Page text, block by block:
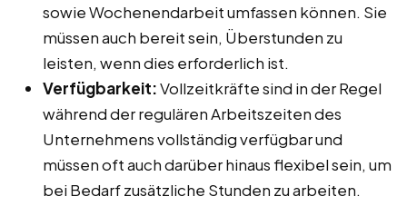
sowie Wochenendarbeit umfassen können. Sie
müssen auch bereit sein, Überstunden zu
leisten, wenn dies erforderlich ist.
Verfügbarkeit:Vollzeitkräfte sind in der Regel
während der regulären Arbeitszeiten des
Unternehmens vollständig verfügbar und
müssen oft auch darüber hinaus flexibel sein, um
bei Bedarf zusätzliche Stunden zu arbeiten.